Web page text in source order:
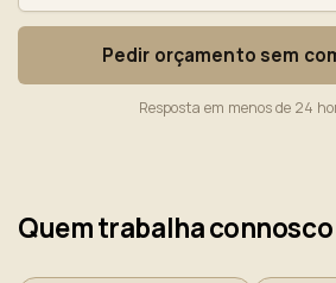
Pedir orçamento sem
Resposta em menos de 24
Quem trabalha connosco